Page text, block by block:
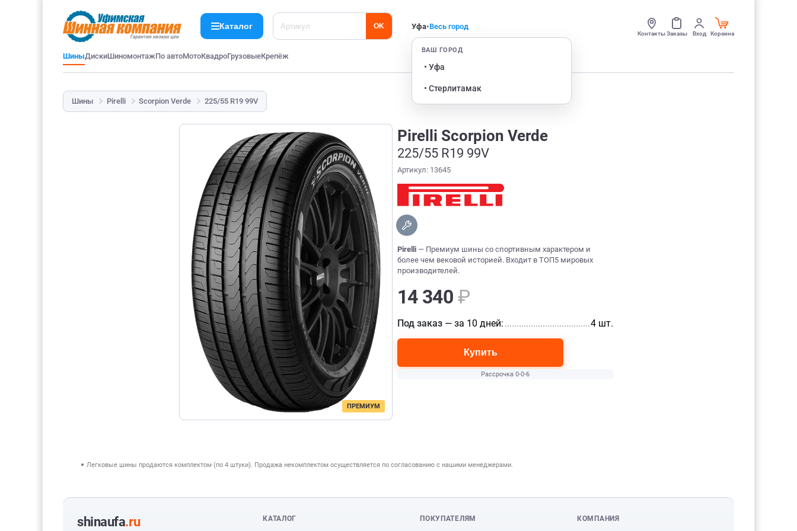
Каталог OK Уфа•Весь город
ВАШ ГОРОД
• Уфа
• Стерлитамак
КонтактыЗаказы Вход Корзина
ШиныДискиШиномонтажПо автоМотоКвадроГрузовыеКрепёж
Шины Pirelli Scorpion Verde 225/55 R19 99V
ПРЕМИУМ
Pirelli Scorpion Verde
225/55 R19 99V
Артикул: 13645
Pirelli — Премиум шины со спортивным характером и
более чем вековой историей. Входит в ТОП5 мировых
производителей.
14 340 ₽
Под заказ — за 10 дней: .................................................................
4 шт.
Купить
Рассрочка 0-0-6
Легковые шины продаются комплектом (по 4 штуки). Продажа некомплектом осуществляется по согласованию с нашими менеджерами.
shinaufa.ru КАТАЛОГ ПОКУПАТЕЛЯМ КОМПАНИЯ